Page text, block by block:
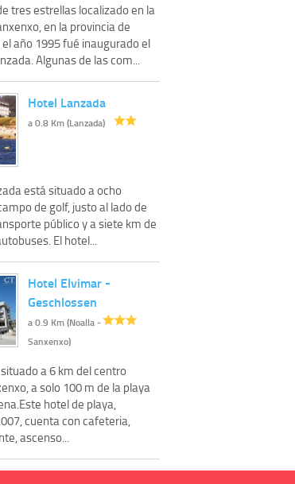
tres estrellas localizado en la
en la provincia de
año 1995 fué inaugurado el
Algunas de las com...
Hotel Lanzada
a 0.8 Km (Lanzada)
está situado a ocho
de golf, justo al lado de
público y a siete km de
El hotel...
Hotel Elvimar -
Geschlossen
a 0.9 Km (Noalla -
Sanxenxo)
a 6 km del centro
a solo 100 m de la playa
hotel de playa,
cuenta con cafeteria,
ascenso...